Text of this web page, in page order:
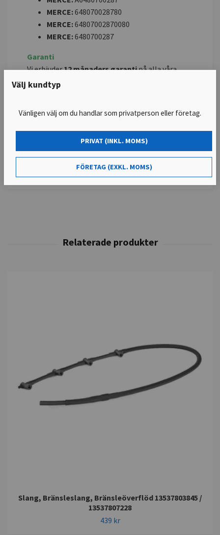
Välj kundtyp
Vänligen välj om du handlar som privatperson eller företag.
PRIVAT (INKL. MOMS)
FÖRETAG (EXKL. MOMS)
MERCE:648070028780
MERCE:64807002870080
MERCE:6480700287
Garanti
Vi erbjuder12 månaders garantipå alla våra
renoverade spridare för att säkerställa din
Kontakta oss
Kontakta oss påtelefon:08-771 61 61för att
hitta rätt spridare till just din bil!
Slang, Bränsleslang, Bränsleöverflöd 13537803845 /
13537807228
439 kr